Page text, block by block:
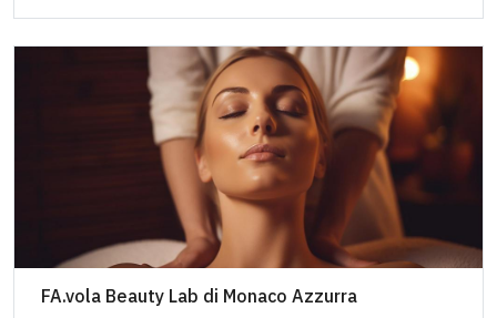
FA.vola Beauty Lab di Monaco Azzurra